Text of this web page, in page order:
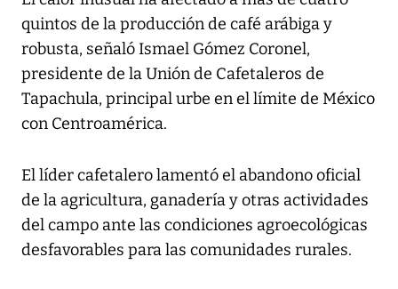
quintos de la producción de café arábiga y
robusta, señaló Ismael Gómez Coronel,
presidente de la Unión de Cafetaleros de
Tapachula, principal urbe en el límite de México
con Centroamérica.
El líder cafetalero lamentó el abandono oficial
de la agricultura, ganadería y otras actividades
del campo ante las condiciones agroecológicas
desfavorables para las comunidades rurales.